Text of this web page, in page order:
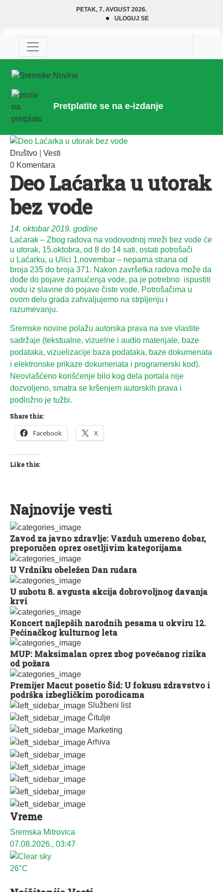
PETAK, 7. AVGUST 2026.
ULOGUJ SE
Pretplatite se na e-izdanje
Službeni list
Čitulje
Marketing
Arhiva
Vreme
Sremska Mitrovica
07.08.2026., 03:47
26°C
Društvo
Vesti
0 Komentara
Deo Laćarka u utorak
bez vode
14. oktobar 2019. godine
Laćarak – Zbog radova na vodovodnoj mreži bez vode će
u utorak, 15.oktobra, od 8 do 14 sati, ostati potrošači
u Laćarku, u Ulici 1.novembar – neparna strana od
broja 235 do broja 371. Nakon završetka radova može da
dođe do pojave zamućenja vode, pa je potrebno ispustiti
vodu iz slavine do pojave čiste vode. Potrošačima u
ovom delu grada zahvaljujemo na strpljenju i
razumevanju.
Sremske novine polažu autorska prava na sve vlastite
sadržaje (tekstualne, vizuelne i audio materijale, baze
podataka, vizuelizacije baza podataka, baze dokumenata
i elektronske prikaze dokumenata i programerski kod).
Neovlašćeno korišćenje bilo kog dela portala nije
dozvoljeno, smatra se kršenjem autorskih prava i
podložno je tužbi.
Share this:
Facebook X
Like this:
Najnovije vesti
Zavod za javno zdravlje: Vazduh umereno dobar,
preporučen oprez osetljivim kategorijama
U Vrdniku obeležen Dan rudara
U subotu 8. avgusta akcija dobrovoljnog davanja
krvi
Koncert najlepših narodnih pesama u okviru 12.
Pećinačkog kulturnog leta
MUP: Maksimalan oprez zbog povećanog rizika
od požara
Premijer Macut posetio Šid: U fokusu zdravstvo i
podrška izbegličkim porodicama